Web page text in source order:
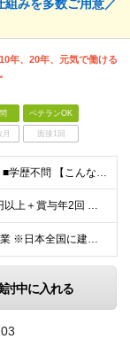
みを多数ご用意／
年、20年、元気で働ける
ベテランOK
面接1回
■未経験歓迎・第二新卒歓迎 ■学歴不問 【こんな方はぜひご応募ください】 ■大手ゼネコンのプロジェクトに関わってみたい ■福利厚生が整った会社で働きたい ■年収アップを狙いたい ■スケールの大きな仕
【正社員】 月給24万8,950円以上＋賞与年2回 ※年齢・経験・スキル等を考慮の上、当社規定により決定します。 ※残業代、通勤交通費は別途全額支給しています。 【契約社員】 月給28万2,080円
■全国各地での派遣先での就業 ※日本全国に建設技術者のニーズがあります。U・Iターン希望の方も歓迎しておりますので、ご希望を気軽にお聞かせください。 ◆本社／東京都港区赤坂3-8-15 THE AK
討中に入れる